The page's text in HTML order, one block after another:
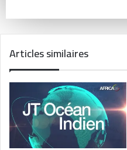
Articles similaires